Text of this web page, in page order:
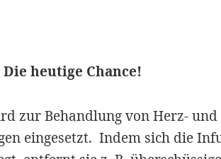
Die heutige Chance!
zur Behandlung von Herz- und
eingesetzt. Indem sich die